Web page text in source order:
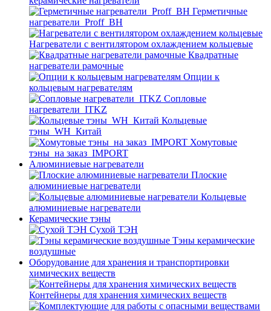
Герметичные
нагреватели_Proff_BH
Нагреватели с вентилятором охлаждением кольцевые
Квадратные
нагреватели рамочные
Опции к
кольцевым нагревателям
Cопловые
нагреватели_ITKZ
Кольцевые
тэны_WH_Китай
Хомутовые
тэны_на заказ_IMPORT
Алюминиевые нагреватели
Плоские
алюминиевые нагреватели
Кольцевые
алюминиевые нагреватели
Керамические тэны
Сухой ТЭН
Тэны керамические
воздушные
Оборудование для хранения и транспортировки
химических веществ
Контейнеры для хранения химических веществ